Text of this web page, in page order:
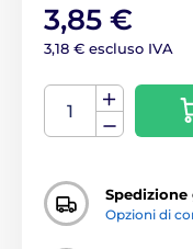
3,85 €
3,18 € escluso IVA
Opzioni di